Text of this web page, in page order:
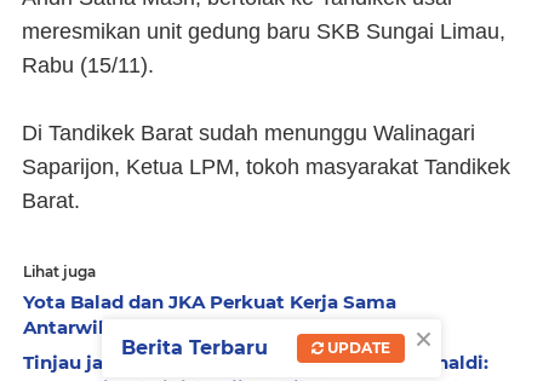
meresmikan unit gedung baru SKB Sungai Limau,
Rabu (15/11).
Di Tandikek Barat sudah menunggu Walinagari
Saparijon, Ketua LPM, tokoh masyarakat Tandikek
Barat.
Lihat juga
Yota Balad dan JKA Perkuat Kerja Sama
Antarwilayah
Tinjau jalan terbal dan jembatan putus, Aprinaldi:
×
Berita Terbaru UPDATE